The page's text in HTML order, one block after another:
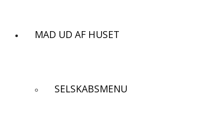
MAD UD AF HUSET
SELSKABSMENU